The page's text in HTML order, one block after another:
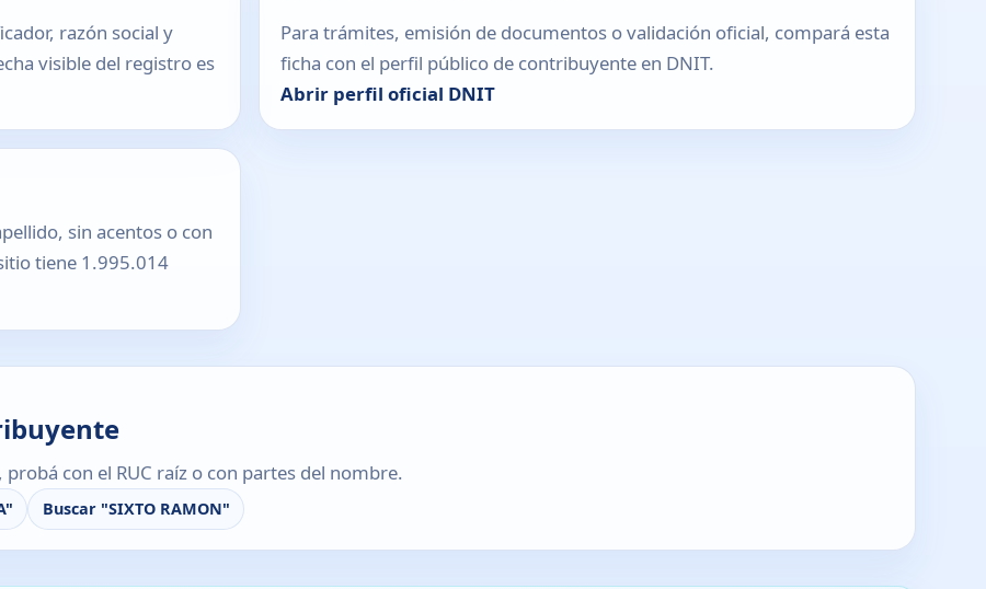
razón social y
visible del registro es
Para trámites, emisión de documentos o validación oficial, compará esta
ficha con el perfil público de contribuyente en DNIT.
Abrir perfil oficial DNIT
sin acentos o con
tiene 1.995.014
con el RUC raíz o con partes del nombre.
Buscar "SIXTO RAMON"